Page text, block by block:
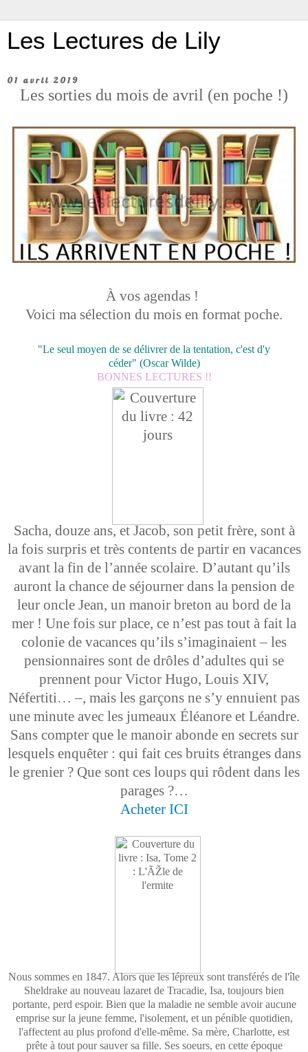
Les Lectures de Lily
01 avril 2019
Les sorties du mois de avril (en poche !)
À vos agendas !
Voici ma sélection du mois en format poche.
"Le seul moyen de se délivrer de la tentation, c'est d'y
céder" (Oscar Wilde)
BONNES LECTURES !!
Sacha, douze ans, et Jacob, son petit frère, sont à
la fois surpris et très contents de partir en vacances
avant la fin de l’année scolaire. D’autant qu’ils
auront la chance de séjourner dans la pension de
leur oncle Jean, un manoir breton au bord de la
mer ! Une fois sur place, ce n’est pas tout à fait la
colonie de vacances qu’ils s’imaginaient – les
pensionnaires sont de drôles d’adultes qui se
prennent pour Victor Hugo, Louis XIV,
Néfertiti… –, mais les garçons ne s’y ennuient pas
une minute avec les jumeaux Éléanore et Léandre.
Sans compter que le manoir abonde en secrets sur
lesquels enquêter : qui fait ces bruits étranges dans
le grenier ? Que sont ces loups qui rôdent dans les
parages ?…
Acheter ICI
Nous sommes en 1847. Alors que les lépreux sont transférés de l'île
Sheldrake au nouveau lazaret de Tracadie, Isa, toujours bien
portante, perd espoir. Bien que la maladie ne semble avoir aucune
emprise sur la jeune femme, l'isolement, et un pénible quotidien,
l'affectent au plus profond d'elle-même. Sa mère, Charlotte, est
prête à tout pour sauver sa fille. Ses soeurs, en cette époque